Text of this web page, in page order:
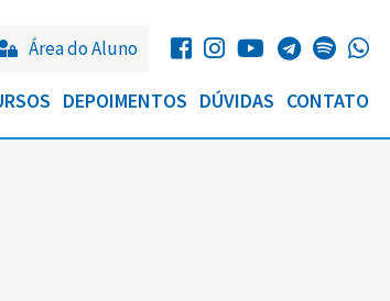
Área do Aluno
DEPOIMENTOS DÚVIDAS CONTATO